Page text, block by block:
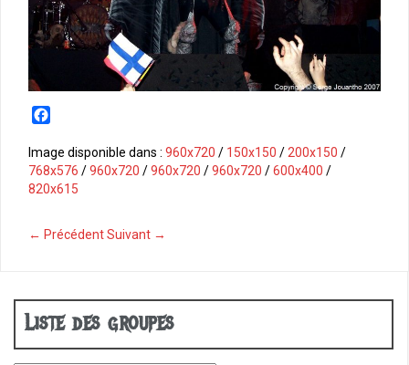
c
e
b
k
Image disponible dans : 960x720 / 150x150 / 200x150 /
768x576 /960x720 /960x720 /960x720 /600x400 /
820x615
← PrécédentSuivant →
Liste des groupes